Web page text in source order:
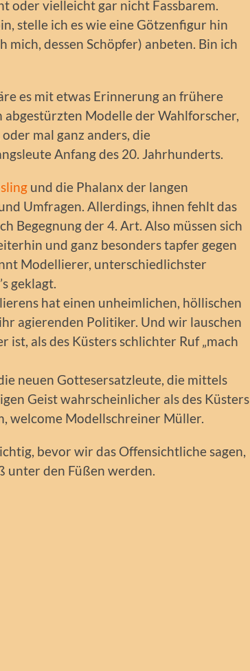
oder vielleicht gar nicht Fassbarem.
stelle ich es wie eine Götzenfigur hin
mich, dessen Schöpfer) anbeten. Bin ich
es mit etwas Erinnerung an frühere
Modelle der Wahlforscher,
mal ganz anders, die
Anfang des 20. Jahrhunderts.
und die Phalanx der langen
Umfragen. Allerdings, ihnen fehlt das
Begegnung der 4. Art. Also müssen sich
und ganz besonders tapfer gegen
Modellierer, unterschiedlichster
geklagt.
hat einen unheimlichen, höllischen
agierenden Politiker. Und wir lauschen
ist, als des Küsters schlichter Ruf „mach
neuen Gottesersatzleute, die mittels
Geist wahrscheinlicher als des Küsters
welcome Modellschreiner Müller.
bevor wir das Offensichtliche sagen,
unter den Füßen werden.